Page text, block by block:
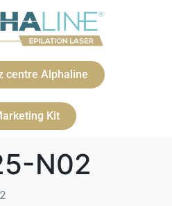
centre Alphaline
Kit
N02